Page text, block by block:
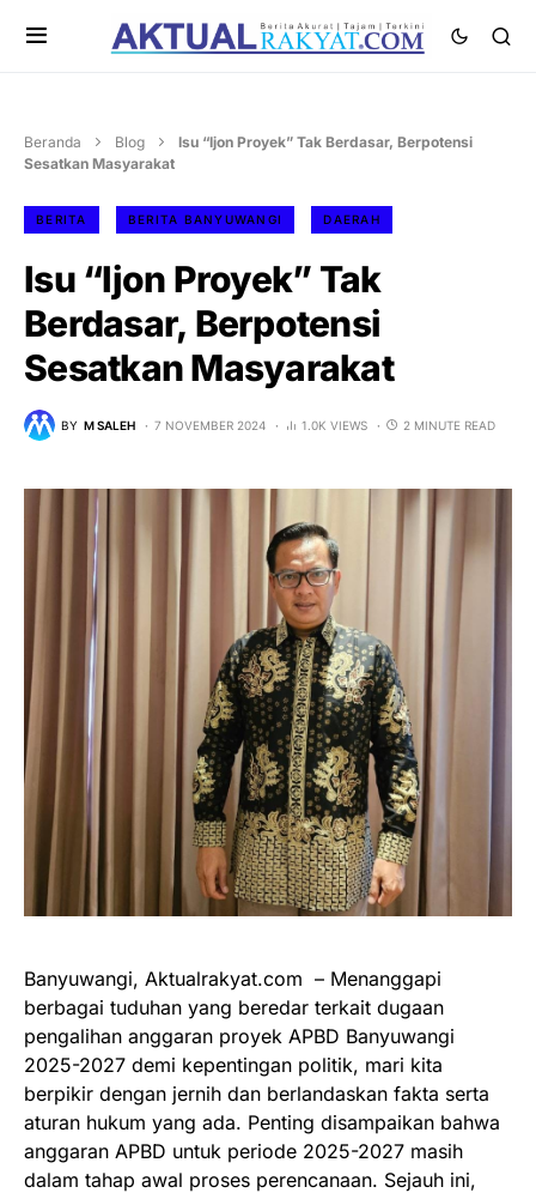
Beranda Blog
Isu “Ijon Proyek” Tak Berdasar, Berpotensi
Sesatkan Masyarakat
BERITA BERITA BANYUWANGI DAERAH
Isu “Ijon Proyek” Tak
Berdasar, Berpotensi
Sesatkan Masyarakat
BY M SALEH 7 NOVEMBER 2024 1.0K VIEWS 2 MINUTE READ
Banyuwangi, Aktualrakyat.com – Menanggapi
berbagai tuduhan yang beredar terkait dugaan
pengalihan anggaran proyek APBD Banyuwangi
2025-2027 demi kepentingan politik, mari kita
berpikir dengan jernih dan berlandaskan fakta serta
aturan hukum yang ada. Penting disampaikan bahwa
anggaran APBD untuk periode 2025-2027 masih
dalam tahap awal proses perencanaan. Sejauh ini,